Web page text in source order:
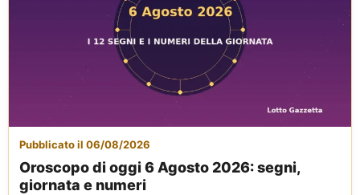
Pubblicato il 06/08/2026
Oroscopo di oggi 6 Agosto 2026: segni,
giornata e numeri